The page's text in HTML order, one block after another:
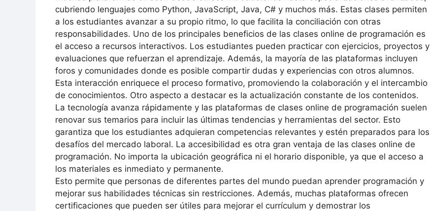
cubriendo lenguajes como Python, JavaScript, Java, C# y muchos más. Estas clases permiten
a los estudiantes avanzar a su propio ritmo, lo que facilita la conciliación con otras
responsabilidades. Uno de los principales beneficios de las clases online de programación es
el acceso a recursos interactivos. Los estudiantes pueden practicar con ejercicios, proyectos y
evaluaciones que refuerzan el aprendizaje. Además, la mayoría de las plataformas incluyen
foros y comunidades donde es posible compartir dudas y experiencias con otros alumnos.
Esta interacción enriquece el proceso formativo, promoviendo la colaboración y el intercambio
de conocimientos. Otro aspecto a destacar es la actualización constante de los contenidos.
La tecnología avanza rápidamente y las plataformas de clases online de programación suelen
renovar sus temarios para incluir las últimas tendencias y herramientas del sector. Esto
garantiza que los estudiantes adquieran competencias relevantes y estén preparados para los
desafíos del mercado laboral. La accesibilidad es otra gran ventaja de las clases online de
programación. No importa la ubicación geográfica ni el horario disponible, ya que el acceso a
los materiales es inmediato y permanente.
Esto permite que personas de diferentes partes del mundo puedan aprender programación y
mejorar sus habilidades técnicas sin restricciones. Además, muchas plataformas ofrecen
certificaciones que pueden ser útiles para mejorar el currículum y demostrar los